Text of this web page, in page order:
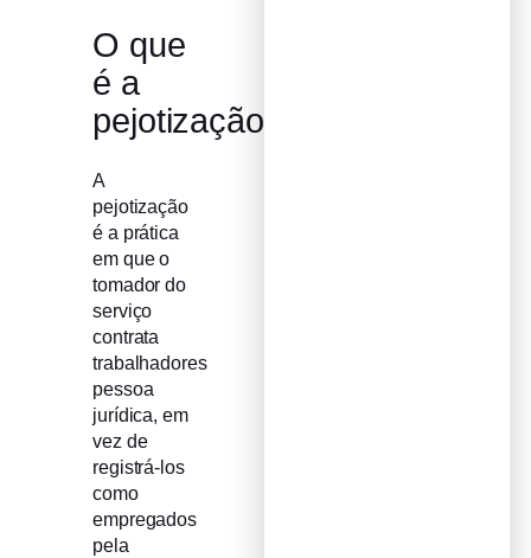
O que
é a
pejotização
A
pejotização
é a prática
em que o
tomador do
serviço
contrata
trabalhadores
pessoa
jurídica, em
vez de
registrá-los
como
empregados
pela